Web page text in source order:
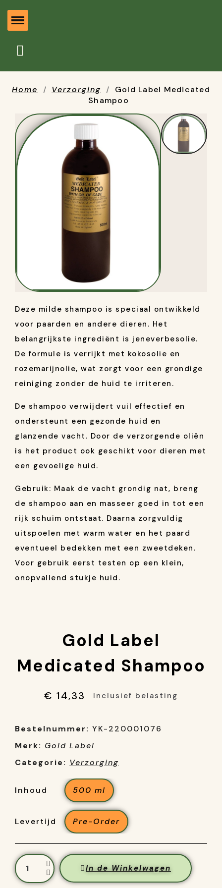
Home Verzorging
Gold Label Medicated
Shampoo
Deze milde shampoo is speciaal ontwikkeld
voor paarden en andere dieren. Het
belangrijkste ingrediënt is jeneverbesolie.
De formule is verrijkt met kokosolie en
rozemarijnolie, wat zorgt voor een grondige
reiniging zonder de huid te irriteren.
De shampoo verwijdert vuil effectief en
ondersteunt een gezonde huid en
glanzende vacht. Door de verzorgende oliën
is het product ook geschikt voor dieren met
een gevoelige huid.
Gebruik: Maak de vacht grondig nat, breng
de shampoo aan en masseer goed in tot een
rijk schuim ontstaat. Daarna zorgvuldig
uitspoelen met warm water en het paard
eventueel bedekken met een zweetdeken.
Voor gebruik eerst testen op een klein,
onopvallend stukje huid.
Gold Label
Medicated Shampoo
€ 14,33 Inclusief belasting
Bestelnummer: YK-220001076
Merk: Gold Label
Categorie: Verzorging
Inhoud 500 ml
Levertijd Pre-Order
In de Winkelwagen